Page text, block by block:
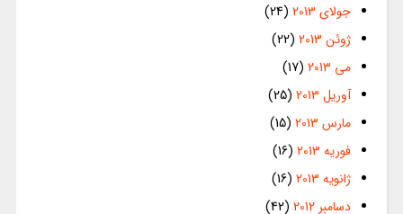
جولای 2013
(24)
ژوئن 2013
(22)
می 2013
(17)
آوریل 2013
(25)
مارس 2013
(15)
فوریه 2013
(16)
ژانویه 2013
(16)
دسامبر 2012
(42)